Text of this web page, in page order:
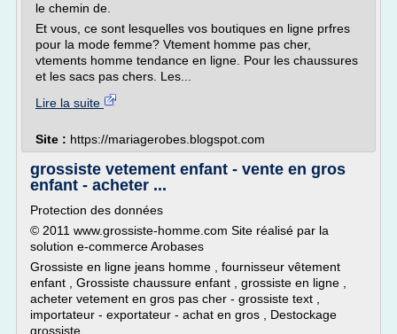
le chemin de.
Et vous, ce sont lesquelles vos boutiques en ligne prfres
pour la mode femme? Vtement homme pas cher,
vtements homme tendance en ligne. Pour les chaussures
et les sacs pas chers. Les...
Lire la suite
Site : https://mariagerobes.blogspot.com
grossiste vetement enfant - vente en gros
enfant - acheter ...
Protection des données
© 2011 www.grossiste-homme.com Site réalisé par la
solution e-commerce Arobases
Grossiste en ligne jeans homme , fournisseur vêtement
enfant , Grossiste chaussure enfant , grossiste en ligne ,
acheter vetement en gros pas cher - grossiste text ,
importateur - exportateur - achat en gros , Destockage
grossiste ,...